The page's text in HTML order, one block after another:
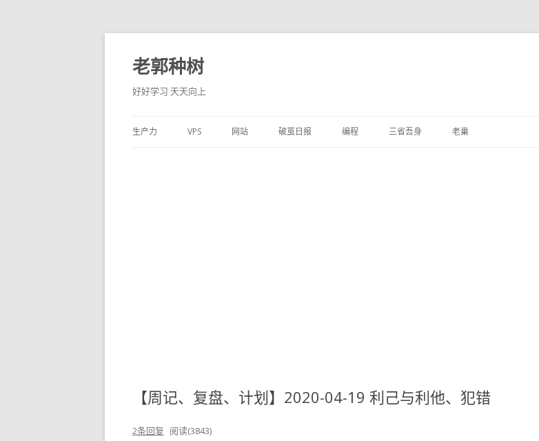
老郭种树
好好学习 天天向上
至
正
生产力 VPS 网站 破茧日报 编程 三省吾身 老巢
【周记、复盘、计划】2020-04-19 利己与利他、犯错
2条回复 阅读(3843)